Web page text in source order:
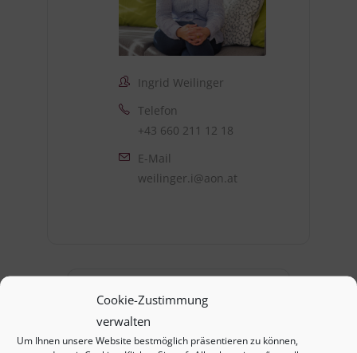
Cookie-Zustimmung
verwalten
Um Ihnen unsere Website bestmöglich präsentieren zu können,
Ingrid Weilinger
Telefon
+43 660 211 12 18
E-Mail
weilinger.i@aon.at